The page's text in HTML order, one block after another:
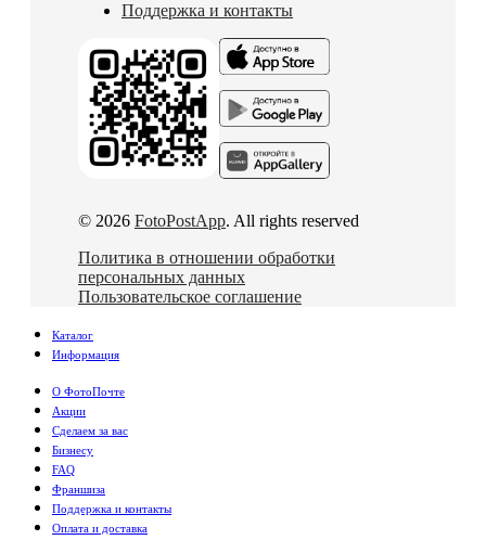
Поддержка и контакты
© 2026 FotoPostApp. All rights reserved
Политика в отношении обработки
персональных данных
Пользовательское соглашение
Каталог
Информация
О ФотоПочте
Акции
Сделаем за вас
Бизнесу
FAQ
Франшиза
Поддержка и контакты
Оплата и доставка